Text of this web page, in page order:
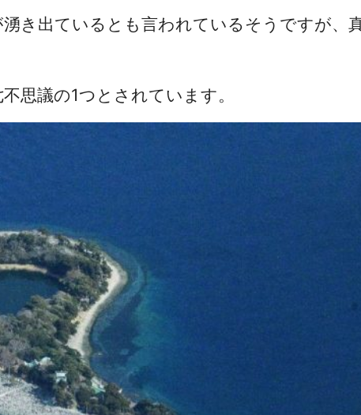
き出ているとも言われているそうですが、
思議の1つとされています。